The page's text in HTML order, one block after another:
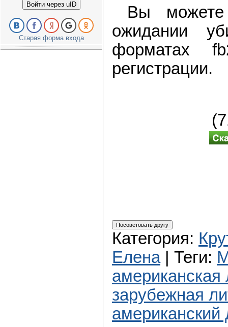
Войти через uID
Старая форма входа
Вы можете
ожидании
форматах
регистрации.
Категория:
Елена| Теги:
американская
зарубежная
американский